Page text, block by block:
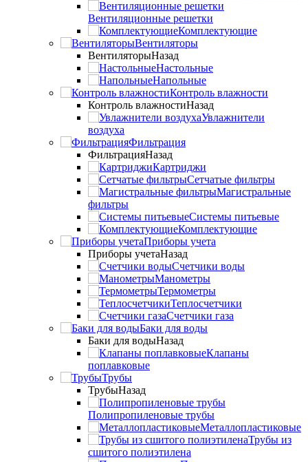
Вентиляционные решетки
Комплектующие
Вентиляторы
ВентиляторыНазад
Настольные
Напольные
Контроль влажности
Контроль влажностиНазад
Увлажнители
воздуха
Фильтрация
ФильтрацияНазад
Картриджи
Сетчатые фильтры
Магистральные
фильтры
Системы питьевые
Комплектующие
Приборы учета
Приборы учетаНазад
Счетчики воды
Манометры
Термометры
Теплосчетчики
Счетчики газа
Баки для воды
Баки для водыНазад
Клапаны
поплавковые
Трубы
ТрубыНазад
Полипропиленовые трубы
Металлопластиковые
Трубы из
сшитого полиэтилена